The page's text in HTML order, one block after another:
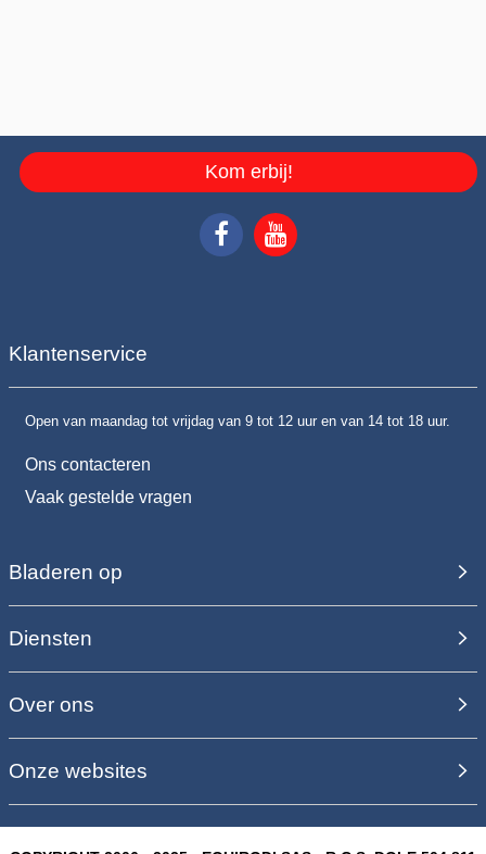
Kom erbij!
Klantenservice
Open van maandag tot vrijdag van 9 tot 12 uur en van 14 tot 18 uur.
Ons contacteren
Vaak gestelde vragen
Bladeren op
Diensten
Over ons
Onze websites